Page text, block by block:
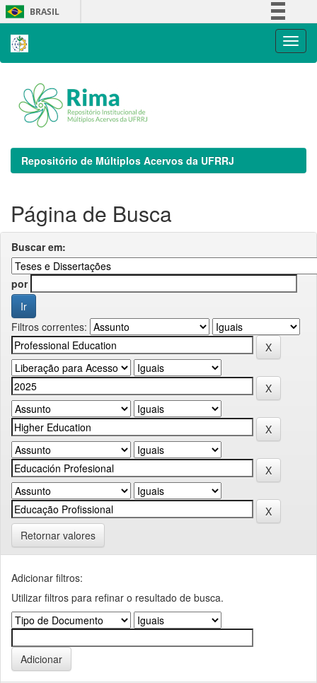
Skip
navigation
BRASIL
Repositório de Múltiplos Acervos da UFRRJ
Página de Busca
Buscar em:
por
Filtros correntes:
Retornar valores
Adicionar filtros:
Utilizar filtros para refinar o resultado de busca.